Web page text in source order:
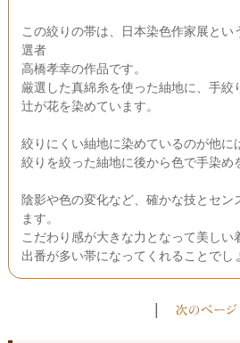
この絞りの帯は、日本染色作家展とい
選者
高橋孝幸の作品です。
厳選した真綿糸を使った紬地に、手絞
辻が花を染めています。
絞りにくい紬地に染めているのが他に
絞りを絞った紬地に後から色で手染め
陰影や色の変化など、確かな技とセン
ます。
こだわり感が大きな力となって美しい
出番が多い帯になってくれることでし
|